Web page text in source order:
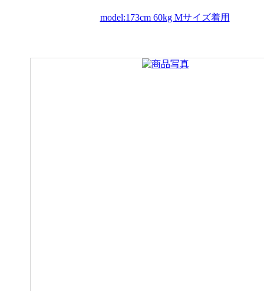
model:173cm 60kg Mサイズ着用